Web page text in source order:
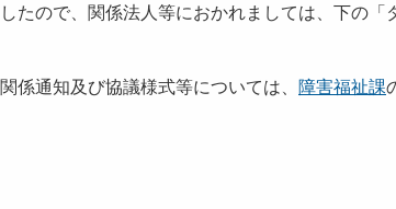
ので、関係法人等におかれましては、下の「
通知及び協議様式等については、 障害福祉課